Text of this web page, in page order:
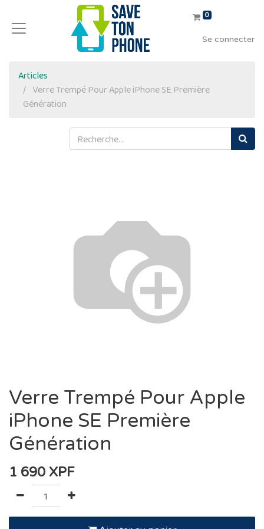
0
Se connecter
Articles
Verre Trempé Pour Apple iPhone SE Première
Génération
Verre Trempé Pour Apple
iPhone SE Première
Génération
1 690 XPF